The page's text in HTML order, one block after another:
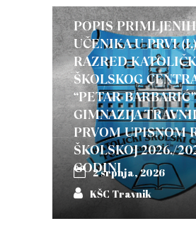
POPIS PRIMLJENIH
UČENIKA U PRVI
RAZRED
ŠKOLSKOG
“PETAR
GIMNAZIJA
PRVOM UPISNOM
ŠKOLSKOJ 2026./
GODINI
2 srpnja, 2026
KŠC Travnik